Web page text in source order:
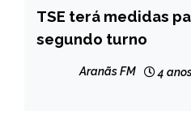
BRASIL
NOTÍCIAS
TSE terá medidas
segundo turno
Aranãs FM 4